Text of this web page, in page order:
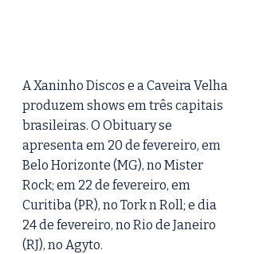
A Xaninho Discos e a Caveira Velha
produzem shows em três capitais
brasileiras. O Obituary se
apresenta em 20 de fevereiro, em
Belo Horizonte (MG), no Mister
Rock; em 22 de fevereiro, em
Curitiba (PR), no Tork n Roll; e dia
24 de fevereiro, no Rio de Janeiro
(RJ), no Agyto.